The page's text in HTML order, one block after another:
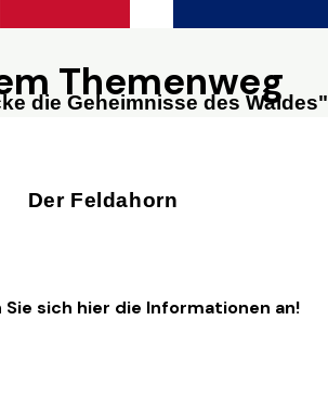
Themenweg
die Geheimnisse des Waldes"
Der Feldahorn
Sie sich hier die Informationen an!